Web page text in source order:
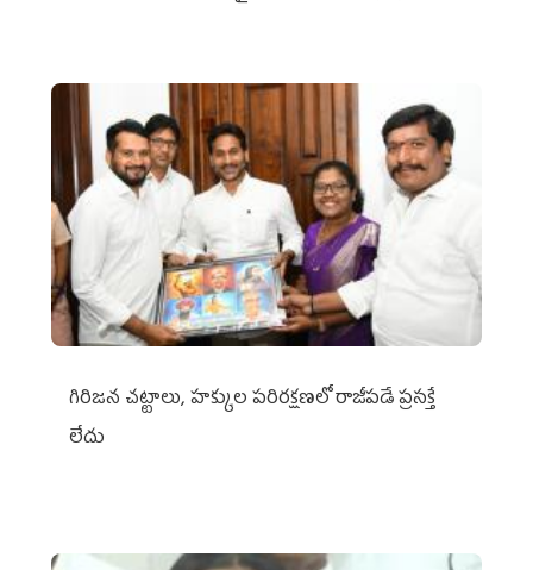
గిరిజన చట్టాలు, హక్కుల పరిరక్షణలో రాజీపడే ప్రసక్తే
లేదు